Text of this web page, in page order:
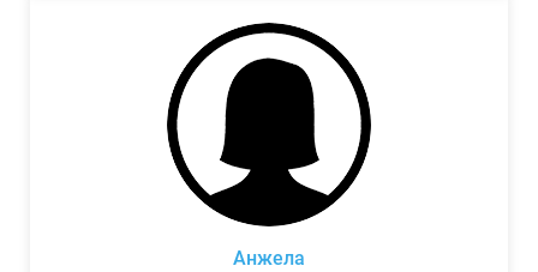
Анжела